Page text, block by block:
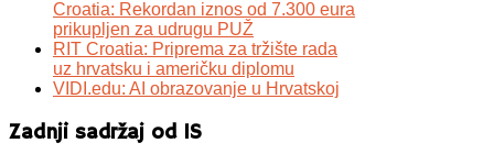
Croatia: Rekordan iznos od 7.300 eura
prikupljen za udrugu PUŽ
RIT Croatia: Priprema za tržište rada
uz hrvatsku i američku diplomu
VIDI.edu: AI obrazovanje u Hrvatskoj
Zadnji sadržaj od IS